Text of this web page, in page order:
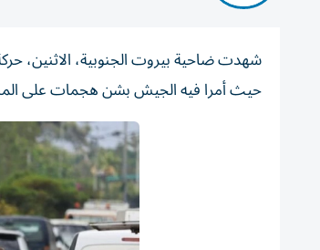
شهدت ضاحية بيروت الجنوبية، الاثنين،
حيث أمرا فيه الجيش بشن هجمات على